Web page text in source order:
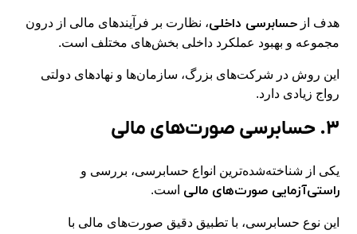
هدف ازحسابرسی داخلی، نظارت بر فرآیندهای مالی از درون
مجموعه و بهبود عملکرد داخلی بخش‌های مختلف است.
این روش در شرکت‌های بزرگ، سازمان‌ها و نهادهای دولتی
رواج زیادی دارد.
۳. حسابرسی صورت‌های مالی
یکی از شناخته‌شده‌ترین انواع حسابرسی، بررسی و
راستی‌آزمایی صورت‌های مالی است.
این نوع حسابرسی، با تطبیق دقیق صورت‌های مالی با